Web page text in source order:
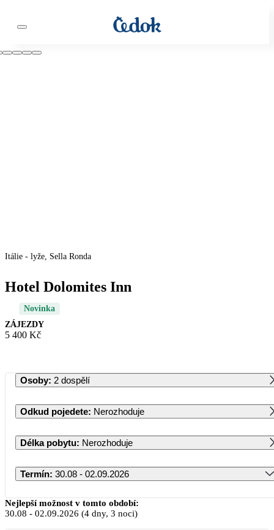
Itálie - lyže, Sella Ronda
Hotel Dolomites Inn
Novinka
ZÁJEZDY
5 400 Kč
Osoby: 2 dospělí
Odkud pojedete: Nerozhoduje
Délka pobytu: Nerozhoduje
Termín: 30.08 - 02.09.2026
Srpen 2026
Nejlepší možnost v tomto období:
30.08 - 02.09.2026 (4 dny, 3 noci)